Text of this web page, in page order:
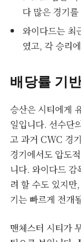
다 많은 경기
와이다드는 최
였고, 각 승리
배당률 기
승산은 시티에게
일입니다. 선수단
고 과거 CWC 경
경기에서도 압도
니다. 와이다드 감
려 할 수도 있지
기는 빠르게 전개
맨체스터 시티가